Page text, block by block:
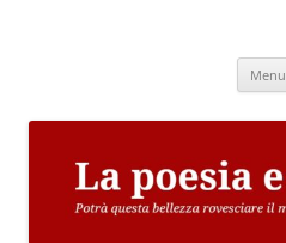
Menu